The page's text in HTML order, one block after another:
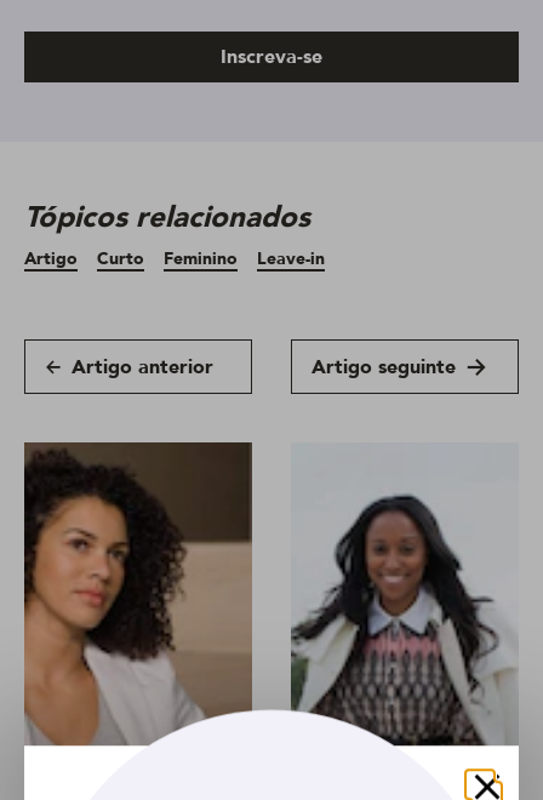
Inscreva-se
Tópicos relacionados
Artigo Curto Feminino Leave-in
Artigo anterior Artigo seguinte